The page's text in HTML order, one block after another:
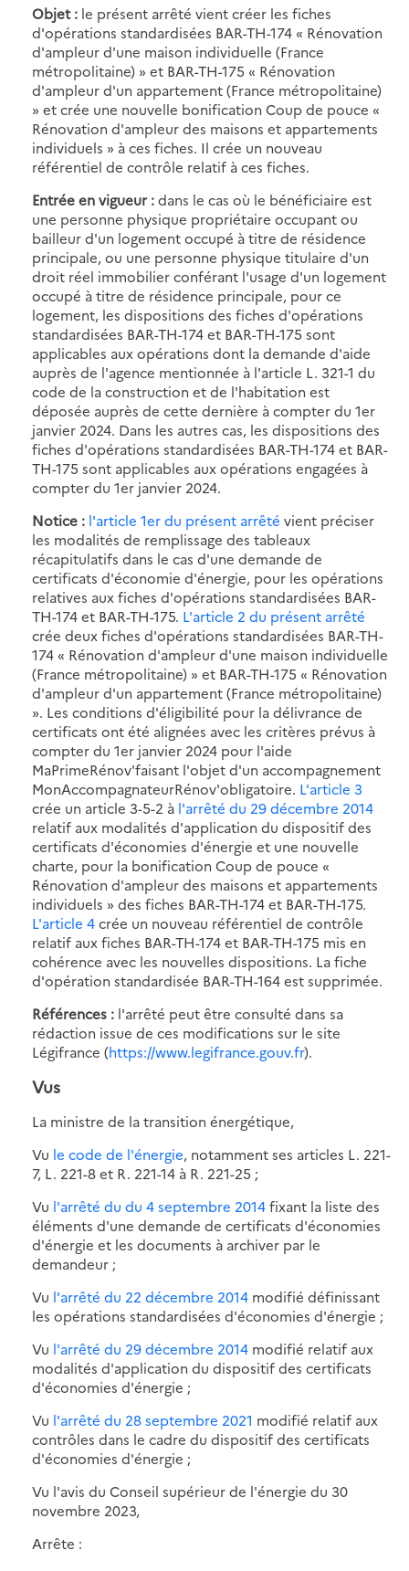
Objet : le présent arrêté vient créer les fiches
d'opérations standardisées BAR-TH-174 « Rénovation
d'ampleur d'une maison individuelle (France
métropolitaine) » et BAR-TH-175 « Rénovation
d'ampleur d'un appartement (France métropolitaine)
» et crée une nouvelle bonification Coup de pouce «
Rénovation d'ampleur des maisons et appartements
individuels » à ces fiches. Il crée un nouveau
référentiel de contrôle relatif à ces fiches.
Entrée en vigueur :dans le cas où le bénéficiaire est
une personne physique propriétaire occupant ou
bailleur d'un logement occupé à titre de résidence
principale, ou une personne physique titulaire d'un
droit réel immobilier conférant l'usage d'un logement
occupé à titre de résidence principale, pour ce
logement, les dispositions des fiches d'opérations
standardisées BAR-TH-174 et BAR-TH-175 sont
applicables aux opérations dont la demande d'aide
auprès de l'agence mentionnée à l'article L. 321-1 du
code de la construction et de l'habitation est
déposée auprès de cette dernière à compter du 1er
janvier 2024. Dans les autres cas, les dispositions des
fiches d'opérations standardisées BAR-TH-174 et BAR-
TH-175 sont applicables aux opérations engagées à
compter du 1er janvier 2024.
Notice : l'article 1er du présent arrêté vient préciser
les modalités de remplissage des tableaux
récapitulatifs dans le cas d'une demande de
certificats d'économie d'énergie, pour les opérations
relatives aux fiches d'opérations standardisées BAR-
TH-174 et BAR-TH-175. L'article 2 du présent arrêté
crée deux fiches d'opérations standardisées BAR-TH-
174 « Rénovation d'ampleur d'une maison individuelle
(France métropolitaine) » et BAR-TH-175 « Rénovation
d'ampleur d'un appartement (France métropolitaine)
». Les conditions d'éligibilité pour la délivrance de
certificats ont été alignées avec les critères prévus à
compter du 1er janvier 2024 pour l'aide
MaPrimeRénov'faisant l'objet d'un accompagnement
MonAccompagnateurRénov'obligatoire. L'article 3
crée un article 3-5-2 à l'arrêté du 29 décembre 2014
relatif aux modalités d'application du dispositif des
certificats d'économies d'énergie et une nouvelle
charte, pour la bonification Coup de pouce «
Rénovation d'ampleur des maisons et appartements
individuels » des fiches BAR-TH-174 et BAR-TH-175.
L'article 4crée un nouveau référentiel de contrôle
relatif aux fiches BAR-TH-174 et BAR-TH-175 mis en
cohérence avec les nouvelles dispositions. La fiche
d'opération standardisée BAR-TH-164 est supprimée.
Références : l'arrêté peut être consulté dans sa
rédaction issue de ces modifications sur le site
Légifrance (https://www.legifrance.gouv.fr).
Vus
La ministre de la transition énergétique,
Vu le code de l'énergie, notamment ses articles L. 221-
7, L. 221-8 et R. 221-14 à R. 221-25 ;
Vu l'arrêté du du 4 septembre 2014fixant la liste des
éléments d'une demande de certificats d'économies
d'énergie et les documents à archiver par le
demandeur ;
Vu l'arrêté du 22 décembre 2014 modifié définissant
les opérations standardisées d'économies d'énergie ;
Vu l'arrêté du 29 décembre 2014 modifié relatif aux
modalités d'application du dispositif des certificats
d'économies d'énergie ;
Vu l'arrêté du 28 septembre 2021 modifié relatif aux
contrôles dans le cadre du dispositif des certificats
d'économies d'énergie ;
Vu l'avis du Conseil supérieur de l'énergie du 30
novembre 2023,
Arrête :